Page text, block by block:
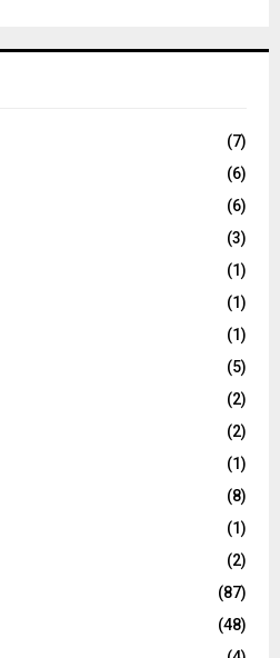
(7)
(6)
(6)
(3)
(1)
(1)
(1)
(5)
(2)
(2)
(1)
(8)
(1)
(2)
(87)
(48)